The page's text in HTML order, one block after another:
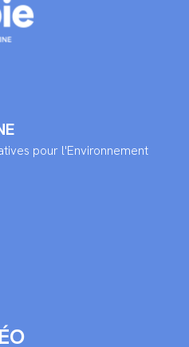
pour l'Environnement